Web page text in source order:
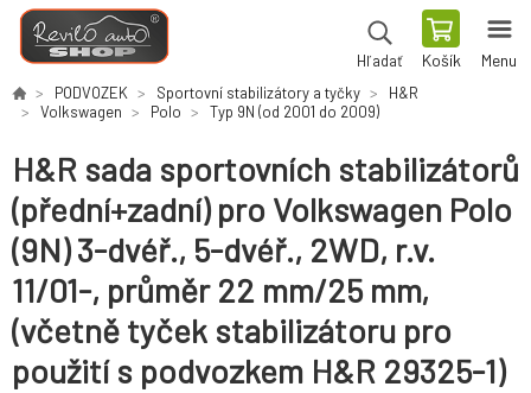
Hľadať Košík Menu
PODVOZEK Sportovní stabilizátory a tyčky
H&R
Volkswagen
Polo Typ 9N (od 2001 do 2009)
H&R sada sportovních stabilizátorů
(přední+zadní) pro Volkswagen Polo
(9N) 3-dvéř., 5-dvéř., 2WD, r.v.
11/01-, průměr 22 mm/25 mm,
(včetně tyček stabilizátoru pro
použití s podvozkem H&R 29325-1)